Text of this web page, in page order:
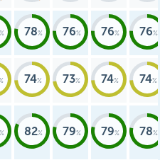
78 76 76 76
74 73 74 74
82 79 79 78